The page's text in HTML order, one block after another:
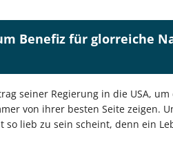
Benefiz für glorreiche
seiner Regierung in die USA,
von ihrer besten Seite zeigen.
lieb zu sein scheint, denn ein